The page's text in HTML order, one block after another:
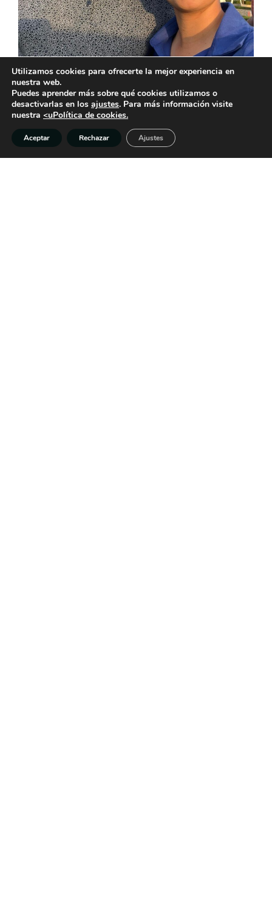
Estoy muy contenta con la experiencia que estoy
AVISO LEGAL POLÍTICA DE PRIVACIDAD
COOKIES
MEDIOAMBIENTE
Utilizamos cookies para ofrecerte la mejor experiencia en
nuestra web.
Puedes aprender más sobre qué cookies utilizamos o
desactivarlas en los ajustes. Para más información visite
nuestra <uPolítica de cookies.
Aceptar Rechazar Ajustes